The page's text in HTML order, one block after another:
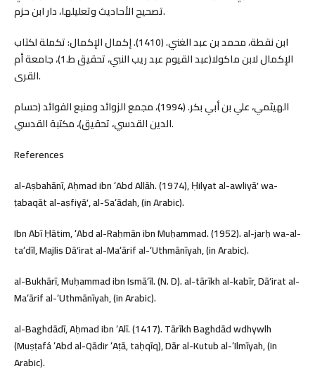
تصحيح الأحاديث وتعليلها، دار ابن حزم.
ابن نقطة، محمد بن عبد الغني. (1410). إكمال الإكمال: تكملة لكتاب
الإكمال لابن ماكولا(عبد القيوم عبد ريب النبي، تحقيق ط.1)، جامعة أم
القرى.
الهيثمي، علي بن أبي بكر. (1994)، مجمع الزوائد ومنبع الفوائد (حسام
الدين القدسي، تحقيق)، مكتبة القدسي.
References
al-Aṣbahānī, Aḥmad ibn ʻAbd Allāh. (1974), Ḥilyat al-awliyāʼ wa-
ṭabaqāt al-aṣfiyāʼ, al-Saʻādah, (in Arabic).
Ibn Abī Ḥātim, ʻAbd al-Raḥmān ibn Muḥammad. (1952). al-jarḥ wa-al-
taʻdīl, Majlis Dāʼirat al-Maʻārif al-ʻUthmānīyah, (in Arabic).
al-Bukhārī, Muḥammad ibn Ismāʻīl. (N. D). al-tārīkh al-kabīr, Dāʼirat al-
Maʻārif al-ʻUthmānīyah, (in Arabic).
al-Baghdādī, Aḥmad ibn ʻAlī. (1417). Tārīkh Baghdād wdhywlh
(Muṣṭafá ʻAbd al-Qādir ʻAṭā, taḥqīq), Dār al-Kutub al-ʻIlmīyah, (in
Arabic).